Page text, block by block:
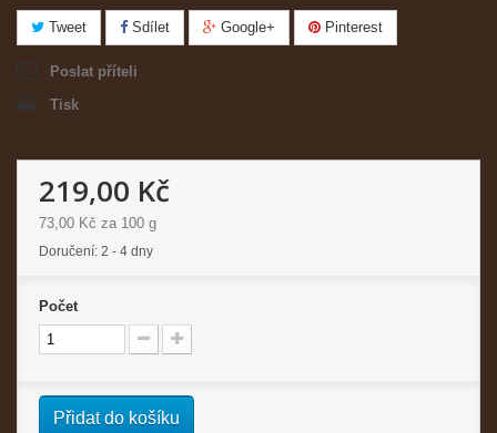
Tweet Sdílet Google+ Pinterest
Poslat příteli
Tisk
219,00 Kč
73,00 Kč za 100 g
Doručení: 2 - 4 dny
Počet
Přidat do košíku